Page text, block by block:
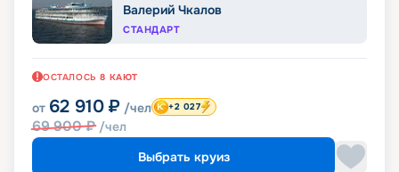
Валерий Чкалов
СТАНДАРТ
ОСТАЛОСЬ 8 КАЮТ
от 62 910 ₽ /чел
69 900₽ /чел
+2 027
Выбрать круиз